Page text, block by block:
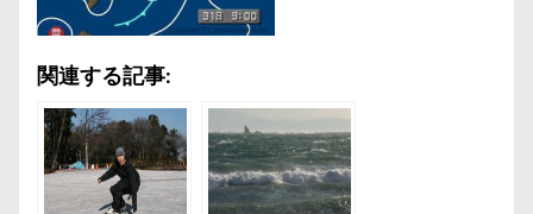
関連する記事: